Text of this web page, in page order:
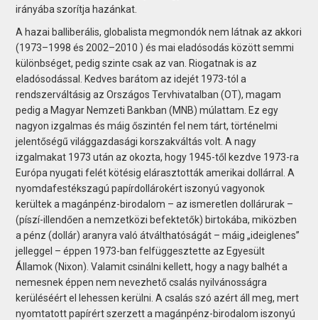
irányába szorítja hazánkat.
A hazai balliberális, globalista megmondók nem látnak az akkori
(1973–1998 és 2002–2010 ) és mai eladósodás között semmi
különbséget, pedig szinte csak az van. Riogatnak is az
eladósodással. Kedves barátom az idejét 1973-tól a
rendszerváltásig az Országos Tervhivatalban (OT), magam
pedig a Magyar Nemzeti Bankban (MNB) múlattam. Ez egy
nagyon izgalmas és máig őszintén fel nem tárt, történelmi
jelentőségű világgazdasági korszakváltás volt. A nagy
izgalmakat 1973 után az okozta, hogy 1945-től kezdve 1973-ra
Európa nyugati felét kötésig elárasztották amerikai dollárral. A
nyomdafestékszagú papírdollárokért iszonyú vagyonok
kerültek a magánpénz-birodalom – az ismeretlen dollárurak –
(píszí-illendően a nemzetközi befektetők) birtokába, miközben
a pénz (dollár) aranyra való átválthatóságát – máig „ideiglenes”
jelleggel – éppen 1973-ban felfüggesztette az Egyesült
Államok (Nixon). Valamit csinálni kellett, hogy a nagy balhét a
nemesnek éppen nem nevezhető csalás nyilvánosságra
kerüléséért el lehessen kerülni. A csalás szó azért áll meg, mert
nyomtatott papírért szerzett a magánpénz-birodalom iszonyú